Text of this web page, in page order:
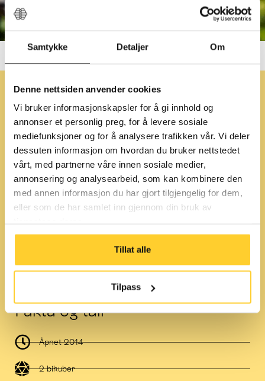
Samtykke Detaljer Om
Denne nettsiden anvender cookies
Vi bruker informasjonskapsler for å gi innhold og
annonser et personlig preg, for å levere sosiale
mediefunksjoner og for å analysere trafikken vår. Vi deler
dessuten informasjon om hvordan du bruker nettstedet
vårt, med partnerne våre innen sosiale medier,
annonsering og analysearbeid, som kan kombinere den
med annen informasjon du har gjort tilgjengelig for dem,
eller som de har samlet inn gjennom din bruk av
Tillat alle
Tilpass
Fakta og tall
Åpnet 2014
2 bikuber